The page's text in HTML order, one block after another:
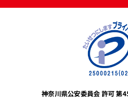
神奈川県公安委員会 許可